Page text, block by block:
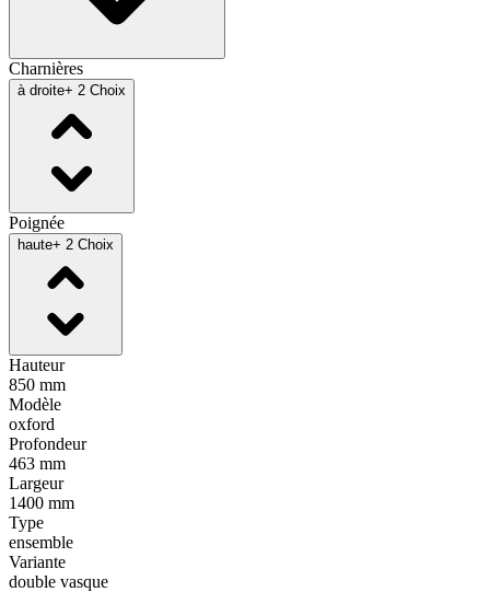
Charnières
à droite+ 2 Choix
Poignée
haute+ 2 Choix
Hauteur
850 mm
Modèle
oxford
Profondeur
463 mm
Largeur
1400 mm
Type
ensemble
Variante
double vasque